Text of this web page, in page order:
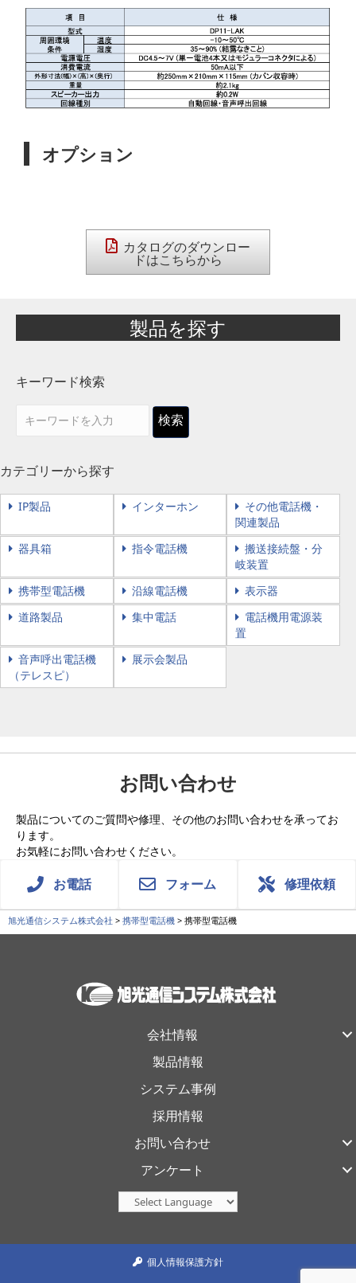
製品を探す
キーワード検索
検索
カテゴリーから探す
IP製品 インターホン
その他電話機・
関連製品
器具箱
指令電話機
搬送接続盤・分
岐装置
携帯型電話機
沿線電話機
表示器
道路製品
集中電話
電話機用電源装
置
音声呼出電話機
（テレスピ）
展示会製品
オプション
カタログのダウンロー
ドはこちらから
お問い合わせ
製品についてのご質問や修理、その他のお問い合わせを承ってお
ります。
お気軽にお問い合わせください。
お電話 フォーム 修理依頼
旭光通信システム株式会社 > 携帯型電話機 > 携帯型電話機
会社情報
製品情報
システム事例
採用情報
お問い合わせ
アンケート
個人情報保護方針